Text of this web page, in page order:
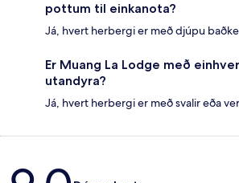
pottum til einkanota?
Já, hvert herbergi er með djúpu
Er Muang La Lodge með
utandyra?
Já, hvert herbergi er með svalir eða
Umsagnir